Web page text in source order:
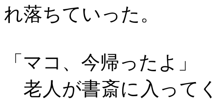
れ落ちていった。
「マコ、今帰ったよ」
老人が書斎に入って